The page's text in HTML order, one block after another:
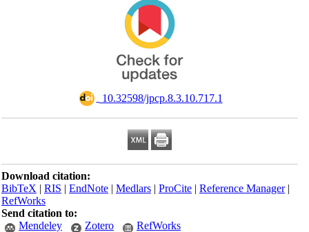
‎ 10.32598/jpcp.8.3.10.717.1
Download citation:
BibTeX|RIS|EndNote|Medlars|ProCite|Reference Manager
RefWorks
Send citation to:
Mendeley
Zotero RefWorks